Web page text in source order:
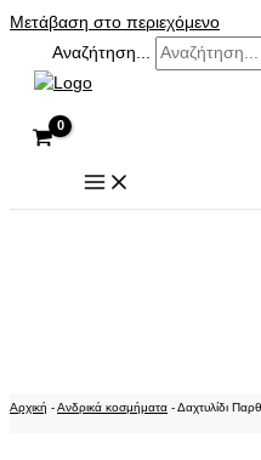
Μετάβαση στο περιεχόμενο
Αναζήτηση...
Αρχική -Ανδρικά κοσμήματα -Δαχτυλίδι